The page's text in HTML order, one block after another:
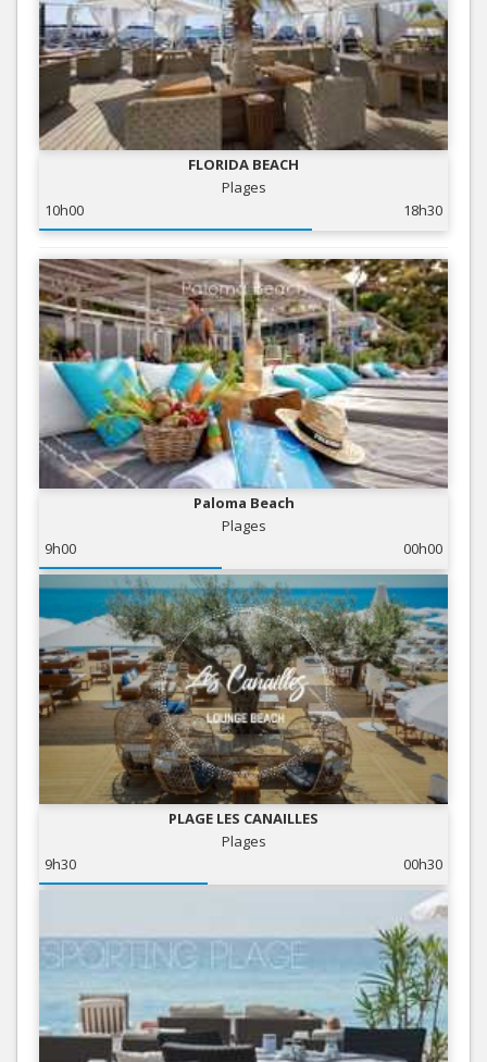
FLORIDA BEACH
Plages
10h00
18h30
Paloma Beach
Plages
9h00
00h00
PLAGE LES CANAILLES
Plages
9h30
00h30